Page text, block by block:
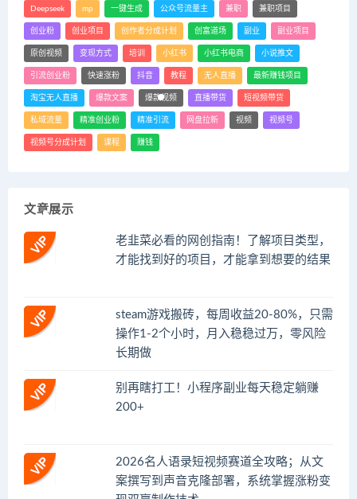
Deepseek mp 一键生成 公众号流量主 兼职 兼职项目
创业粉 创业项目 创作者分成计划 创富道场 副业 副业项目
原创视频 变现方式 培训 小红书 小红书电商 小说推文
引流创业粉 快速涨粉 抖音 教程 无人直播 最新赚钱项目
淘宝无人直播 爆款文案 爆款视频 直播带货 短视频带货
私域流量 精准创业粉 精准引流 网盘拉新 视频 视频号
视频号分成计划 课程 赚钱
文章展示
老韭菜必看的网创指南！了解项目类型，
才能找到好的项目，才能拿到想要的结果
steam游戏搬砖，每周收益20-80%，只需
操作1-2个小时，月入稳稳过万，零风险
长期做
别再瞎打工！小程序副业每天稳定躺赚
200+
2026名人语录短视频赛道全攻略；从文
案撰写到声音克隆部署，系统掌握涨粉变